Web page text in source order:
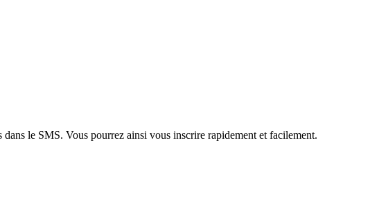
le SMS. Vous pourrez ainsi vous inscrire rapidement et facilement.